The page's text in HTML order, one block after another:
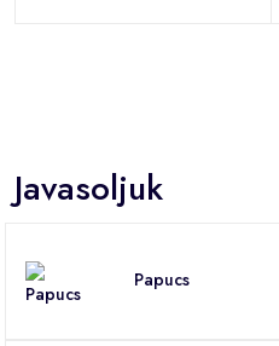
Javasoljuk
Papucs